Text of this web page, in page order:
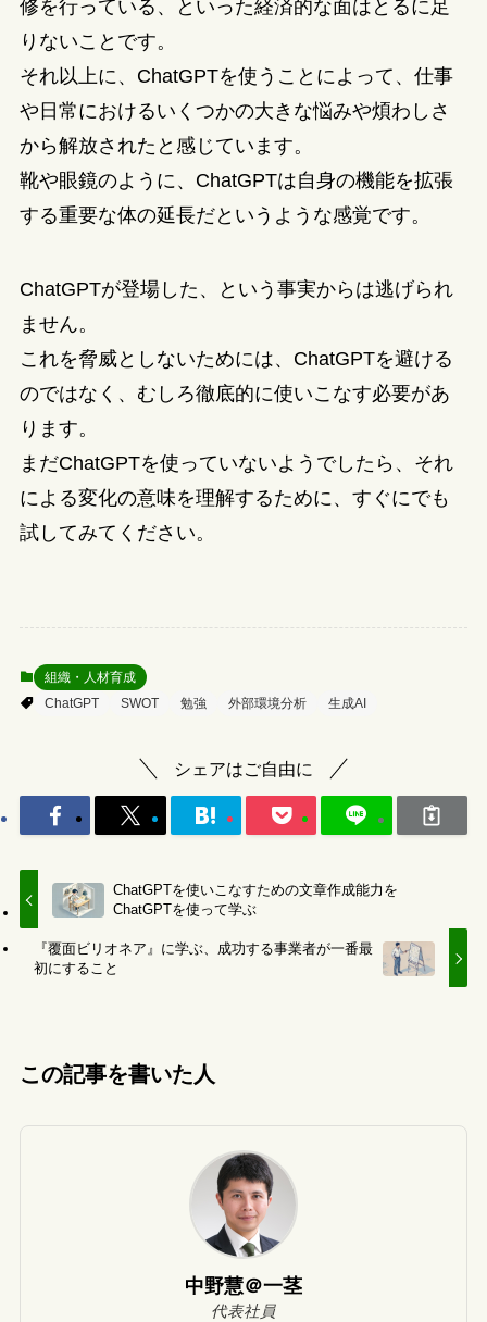
修を行っている、といった経済的な面はとるに足
りないことです。
それ以上に、ChatGPTを使うことによって、仕事
や日常におけるいくつかの大きな悩みや煩わしさ
から解放されたと感じています。
靴や眼鏡のように、ChatGPTは自身の機能を拡張
する重要な体の延長だというような感覚です。
ChatGPTが登場した、という事実からは逃げられ
ません。
これを脅威としないためには、ChatGPTを避ける
のではなく、むしろ徹底的に使いこなす必要があ
ります。
まだChatGPTを使っていないようでしたら、それ
による変化の意味を理解するために、すぐにでも
試してみてください。
組織・人材育成
ChatGPT
SWOT 勉強 外部環境分析 生成AI
シェアはご自由に
ChatGPTを使いこなすための文章作成能力を
ChatGPTを使って学ぶ
『覆面ビリオネア』に学ぶ、成功する事業者が一番最
初にすること
この記事を書いた人
中野慧＠一茎
代表社員